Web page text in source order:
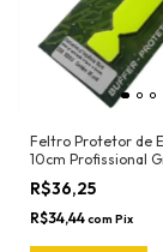
Feltro Protetor de
10cm Profissional
1020.G Joker
R$36,25
R$34,44com Pix